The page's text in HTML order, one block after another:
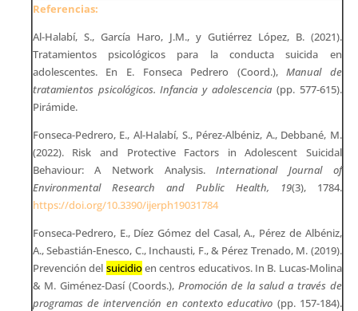
Referencias:
Al-Halabí, S., García Haro, J.M., y Gutiérrez López, B. (2021).
Tratamientos psicológicos para la conducta suicida en
adolescentes. En E. Fonseca Pedrero (Coord.),Manual de
tratamientos psicológicos. Infancia y adolescencia (pp. 577-615).
Pirámide.
Fonseca-Pedrero, E., Al-Halabí, S., Pérez-Albéniz, A., Debbané, M.
(2022). Risk and Protective Factors in Adolescent Suicidal
Behaviour: A Network Analysis.International Journal of
Environmental Research and Public Health, 19(3), 1784.
https://doi.org/10.3390/ijerph19031784
Fonseca-Pedrero, E., Díez Gómez del Casal, A., Pérez de Albéniz,
A., Sebastián-Enesco, C., Inchausti, F., & Pérez Trenado, M. (2019).
Prevención del suicidioen centros educativos. In B. Lucas-Molina
& M. Giménez-Dasí (Coords.), Promoción de la salud a través de
programas de intervención en contexto educativo (pp. 157-184).